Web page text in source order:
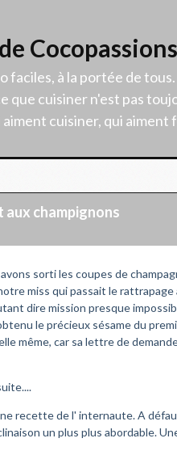
Cocopassions
faciles, à la portée de
que cuisiner n'est pas
cuisiner, qui aiment
aux champignons
sorti les coupes de
miss qui passait le
dire mission presque
le précieux sésame du
même, car sa lettre de
recette de l' internaute. A
un plus plus abordable.